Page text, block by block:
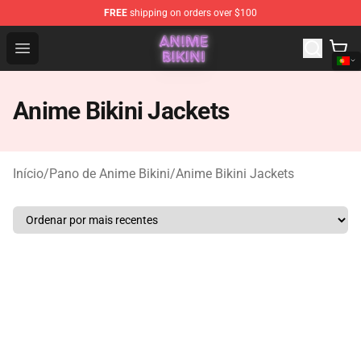
FREE shipping on orders over $100
Open menu
Anime Bikini Shop - The Best Store of Anime Bikini
Anime Bikini Jackets
Início/Pano de Anime Bikini/Anime Bikini Jackets